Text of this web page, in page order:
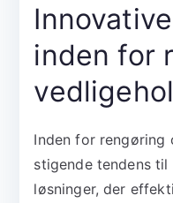
inden for
Inden for rengøring
stigende tendens
løsninger, der